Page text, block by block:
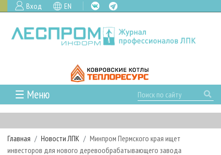
Вход EN
☰ Меню
ГЛАВНАЯ
РУБРИКИ И ТЕМЫ
РУБРИКИ ЖУРНАЛА
НОВОСТИ
Главная Новости ЛПК
Минпром Пермского края ищет
инвесторов для нового деревообрабатывающего завода